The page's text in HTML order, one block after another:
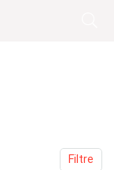
Filtre